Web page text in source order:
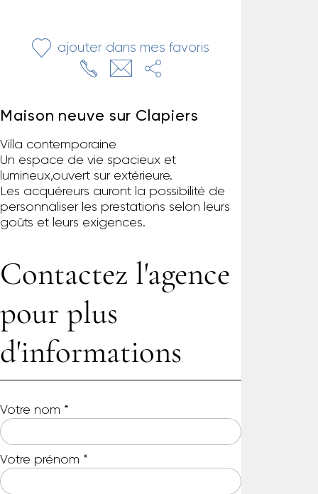
ajouter dans mes favoris
Maison neuve sur Clapiers
Villa contemporaine
Un espace de vie spacieux et
lumineux,ouvert sur extérieure.
Les acquéreurs auront la possibilité de
personnaliser les prestations selon leurs
goûts et leurs exigences.
Contactez l'agence
pour plus
d'informations
Votre nom *
Votre prénom *